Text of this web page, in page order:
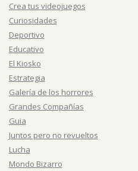
Crea tus videojuegos
Curiosidades
Deportivo
Educativo
El Kiosko
Estrategia
Galería de los horrores
Grandes Compañías
Guia
Juntos pero no revueltos
Lucha
Mondo Bizarro